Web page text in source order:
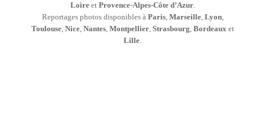
Loireet Provence-Alpes-Côte d’Azur.
Reportages photos disponibles à Paris, Marseille, Lyon,
Toulouse, Nice, Nantes, Montpellier, Strasbourg, Bordeauxet
Lille.